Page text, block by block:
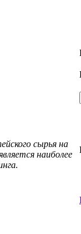
сырья на
наиболее